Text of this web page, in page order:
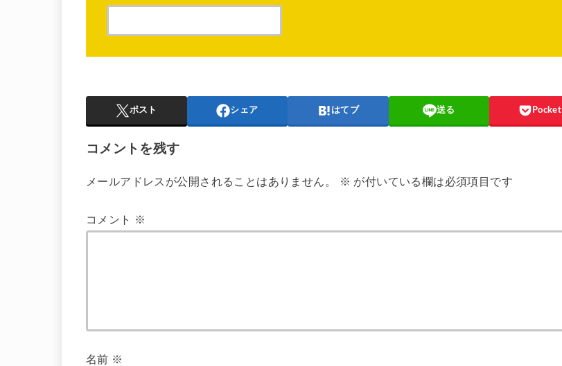
ポスト シェア はてブ 送る Pocket
コメントを残す
メールアドレスが公開されることはありません。 ※ が付いている欄は必須項目です
コメント ※
名前 ※